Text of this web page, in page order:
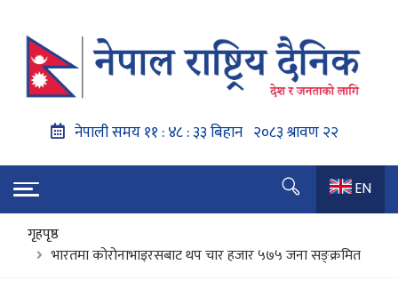
EN
गृहपृष्ठ
भारतमा कोरोनाभाइरसबाट थप चार हजार ५७५ जना सङ्क्रमित